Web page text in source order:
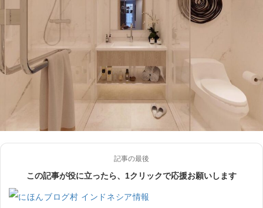
記事の最後
この記事が役に立ったら、1クリックで応援お願いします